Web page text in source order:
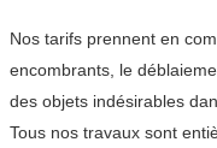
Nos tarifs prennent en
encombrants, le
des objets indésirables
Tous nos travaux sont